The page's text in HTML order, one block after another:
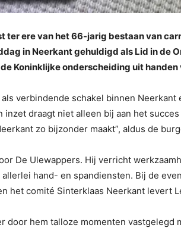
ter ere van het 66-jarig bestaan van
in Neerkant gehuldigd als Lid in de
Koninklijke onderscheiding uit
verbindende schakel binnen
inzet draagt niet alleen bij aan het
zo bijzonder maakt”, aldus de
De Ulewappers. Hij verricht
hand- en spandiensten. Bij de
het comité Sinterklaas Neerkant levert
door hem talloze momenten vastgelegd